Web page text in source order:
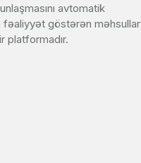
avtomatik
göstərən məhsullar
platformadır.